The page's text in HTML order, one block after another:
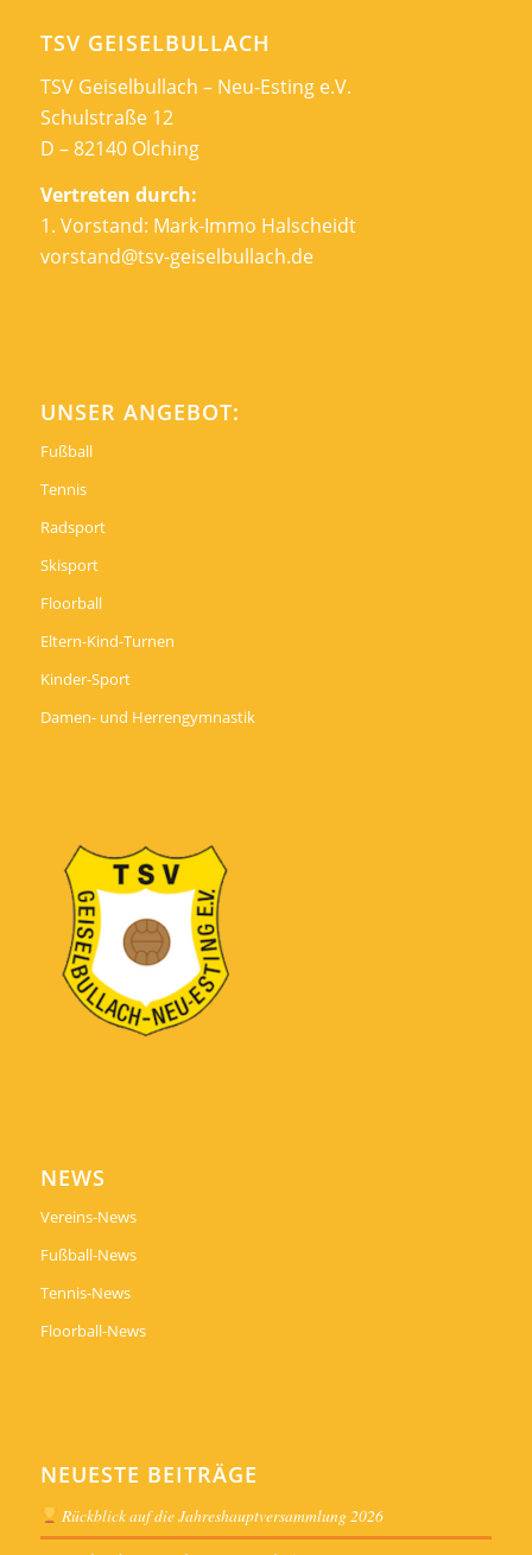
TSV GEISELBULLACH
TSV Geiselbullach – Neu-Esting e.V.
Schulstraße 12
D – 82140 Olching
Vertreten durch:
1. Vorstand: Mark-Immo Halscheidt
vorstand@tsv-geiselbullach.de
UNSER ANGEBOT:
Fußball
Tennis
Radsport
Skisport
Floorball
Eltern-Kind-Turnen
Kinder-Sport
Damen- und Herrengymnastik
NEWS
Vereins-News
Fußball-News
Tennis-News
Floorball-News
NEUESTE BEITRÄGE
Rückblick auf die Jahreshauptversammlung 2026